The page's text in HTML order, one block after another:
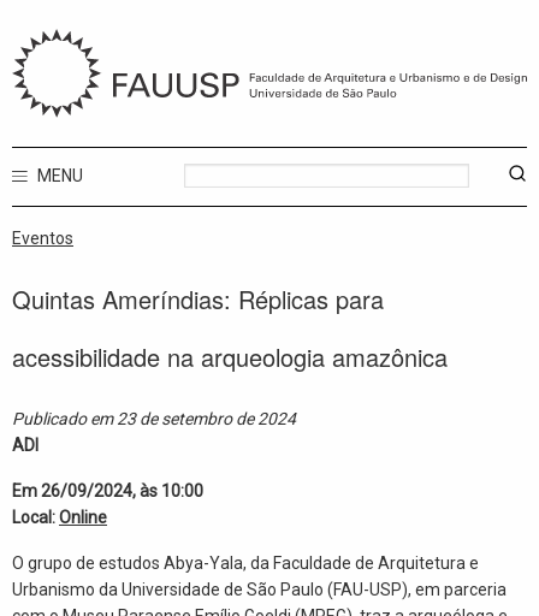
MENU
Eventos
Quintas Ameríndias: Réplicas para
acessibilidade na arqueologia amazônica
Publicado em 23 de setembro de 2024
ADI
Em 26/09/2024, às 10:00
Local:Online
O grupo de estudos Abya-Yala, da Faculdade de Arquitetura e
Urbanismo da Universidade de São Paulo (FAU-USP), em parceria